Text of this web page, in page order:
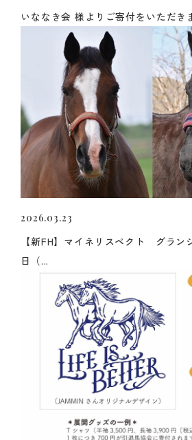
いななき会 様よりご寄付をいただき
2026.03.23
【新FH】マイネリスペクト グラ
日（...